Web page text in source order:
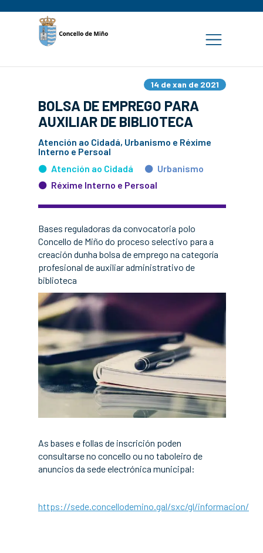
14 de xan de 2021
BOLSA DE EMPREGO PARA
AUXILIAR DE BIBLIOTECA
Atención ao Cidadá, Urbanismo e Réxime
Interno e Persoal
Atención ao Cidadá
Urbanismo
Réxime Interno e Persoal
Bases reguladoras da convocatoria polo
Concello de Miño do proceso selectivo para a
creación dunha bolsa de emprego na categoría
profesional de auxiliar administrativo de
biblioteca
As bases e follas de inscrición poden
consultarse no concello ou no taboleiro de
anuncios da sede electrónica municipal:
https://sede.concellodemino.gal/sxc/gl/informacion/